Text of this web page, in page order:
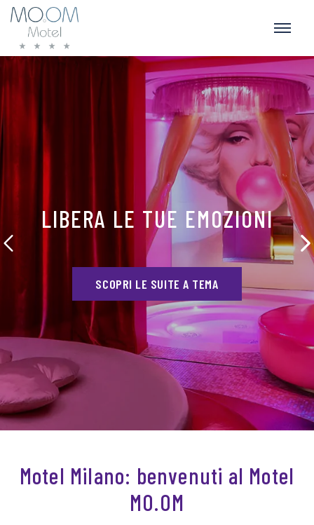
LIBERA LE TUE EMOZIONI
SCOPRI LE SUITE A TEMA
Motel Milano: benvenuti al Motel
MO.OM